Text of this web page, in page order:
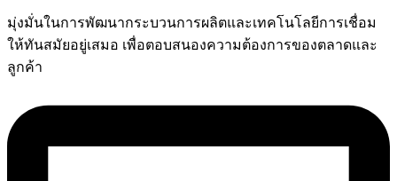
มุ่งมั่นในการพัฒนากระบวนการผลิตและเทคโนโลยีการเชื่อม
ให้ทันสมัยอยู่เสมอ เพื่อตอบสนองความต้องการของตลาดและ
ลูกค้า